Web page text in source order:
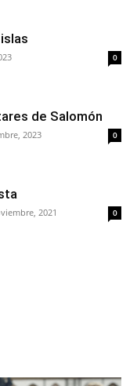
0
de Salomón
2023 0
2021 0